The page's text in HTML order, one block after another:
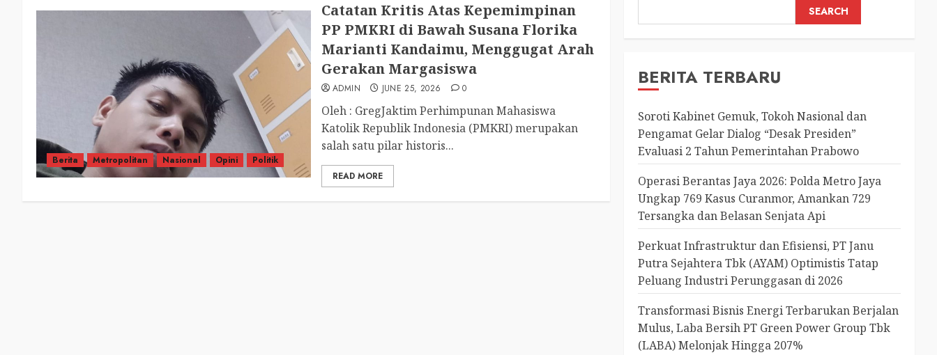
Berita Metropolitan Nasional Opini Politik
Catatan Kritis Atas Kepemimpinan
PP PMKRI di Bawah Susana Florika
Marianti Kandaimu, Menggugat Arah
Gerakan Margasiswa
ADMIN JUNE 25, 2026 0
Oleh : GregJaktim Perhimpunan Mahasiswa
Katolik Republik Indonesia (PMKRI) merupakan
salah satu pilar historis...
READ MORE
SEARCH
BERITA TERBARU
Soroti Kabinet Gemuk, Tokoh Nasional dan
Pengamat Gelar Dialog “Desak Presiden”
Evaluasi 2 Tahun Pemerintahan Prabowo
Operasi Berantas Jaya 2026: Polda Metro Jaya
Ungkap 769 Kasus Curanmor, Amankan 729
Tersangka dan Belasan Senjata Api
Perkuat Infrastruktur dan Efisiensi, PT Janu
Putra Sejahtera Tbk (AYAM) Optimistis Tatap
Peluang Industri Perunggasan di 2026
Transformasi Bisnis Energi Terbarukan Berjalan
Mulus, Laba Bersih PT Green Power Group Tbk
(LABA) Melonjak Hingga 207%